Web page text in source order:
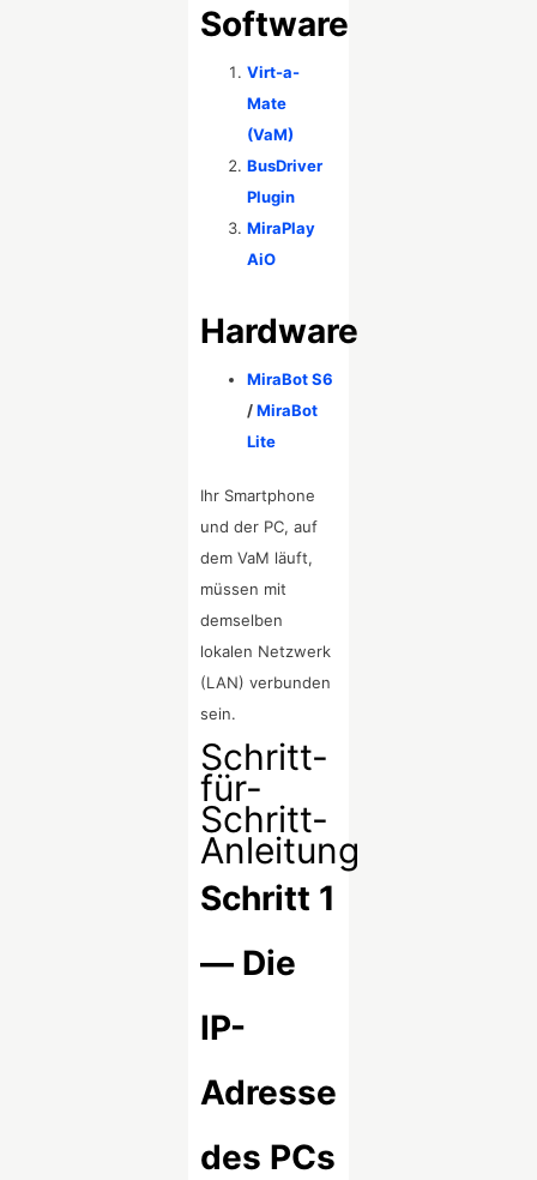
Software
Virt-a-
Mate
(VaM)
BusDriver
Plugin
MiraPlay
AiO
Hardware
MiraBot S6
/MiraBot
Lite
Ihr Smartphone
und der PC, auf
dem VaM läuft,
müssen mit
demselben
lokalen Netzwerk
(LAN) verbunden
sein.
Schritt-
für-
Schritt-
Anleitung
Schritt 1
— Die
IP-
Adresse
des PCs